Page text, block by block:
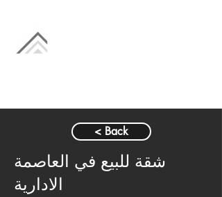
< Back
شقة للبيع في العاصمة
الادارية